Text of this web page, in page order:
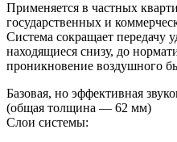
Применяется в частных
государственных и
Система сокращает передачу
находящиеся снизу, до
проникновение воздушного
Базовая, но эффективная
(общая толщина — 62 мм)
Слои системы: